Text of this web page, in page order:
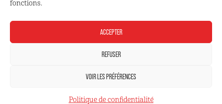
fonctions.
ACCEPTER
REFUSER
VOIR LES PRÉFÉRENCES
Politique de confidentialité
Mentions légales Politique de confidentialité